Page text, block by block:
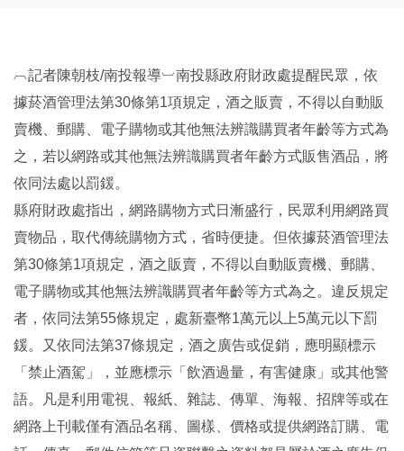
︹記者陳朝枝/南投報導︺南投縣政府財政處提醒民眾，依
據菸酒管理法第30條第1項規定，酒之販賣，不得以自動販
賣機、郵購、電子購物或其他無法辨識購買者年齡等方式為
之，若以網路或其他無法辨識購買者年齡方式販售酒品，將
依同法處以罰鍰。
縣府財政處指出，網路購物方式日漸盛行，民眾利用網路買
賣物品，取代傳統購物方式，省時便捷。但依據菸酒管理法
第30條第1項規定，酒之販賣，不得以自動販賣機、郵購、
電子購物或其他無法辨識購買者年齡等方式為之。違反規定
者，依同法第55條規定，處新臺幣1萬元以上5萬元以下罰
鍰。又依同法第37條規定，酒之廣告或促銷，應明顯標示
「禁止酒駕」，並應標示「飲酒過量，有害健康」或其他警
語。凡是利用電視、報紙、雜誌、傳單、海報、招牌等或在
網路上刊載僅有酒品名稱、圖樣、價格或提供網路訂購、電